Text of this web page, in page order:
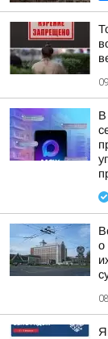
В
о